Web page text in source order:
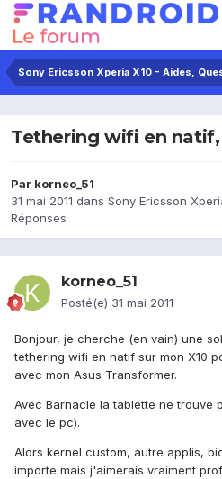
Tethering wifi en
Par korneo_51
31 mai 2011 dans Sony Ericsson
Réponses
korneo_51
Posté(e) 31 mai 2011
Bonjour, je cherche (en vain) une
tethering wifi en natif sur mon X10
avec mon Asus Transformer.
Avec Barnacle la tablette ne trouve
avec le pc).
Alors kernel custom, autre applis,
importe mais j'aimerais vraiment